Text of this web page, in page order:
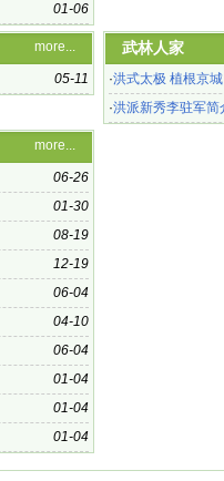
01-06
more...
05-11
武林人家
·洪式太极 植根京城
·洪派新秀李驻军简
more...
06-26
01-30
08-19
12-19
06-04
04-10
06-04
01-04
01-04
01-04